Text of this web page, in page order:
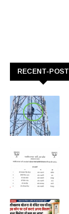
RECENT-POST